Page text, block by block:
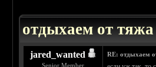
отдыхаем от
jared_wanted
Senior Member
RE: отдыхаем